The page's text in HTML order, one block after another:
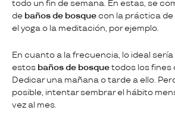
todo un fin de semana. En estas, se
de baños de bosque con la práctica
el yoga o la meditación, por ejemplo.
En cuanto a la frecuencia, lo ideal
estos baños de bosquetodos los fines
Dedicar una mañana o tarde a ello.
posible, intentar sembrar el hábito
vez al mes.